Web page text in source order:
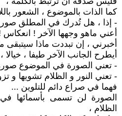
كما الذات بالموضوع ، الشعور
- إذا ، هل تُدرك في المطلق
أعني ماهو وجهها الآخر ! انعكاس
أخبرني ، إن تبددت ماذا سيتبقى
أيطرح الجانب الآخر طيفا ، خيالا
- تعني الصورة في الموضوع
- تعني النور و الظلام تشويها و
فهما في صراع دائم للتلوين ...
الصورة لن تسمى بأسمائها
الظلام ،